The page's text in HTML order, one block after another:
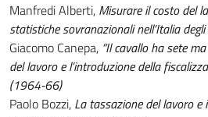
Manfredi Alberti, Misurare il costo del
statistiche sovranazionali nell’Italia
Giacomo Canepa, “Il cavallo ha sete
del lavoro e l’introduzione della
(1964-66)
Paolo Bozzi, La tassazione del lavoro